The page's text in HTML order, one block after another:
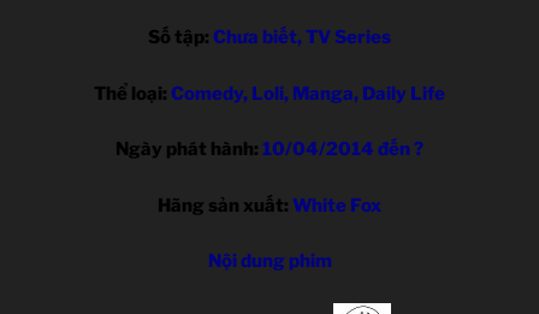
Số tập: Chưa biết, TV Series
Thể loại: Comedy, Loli, Manga, Daily Life
Ngày phát hành: 10/04/2014 đến ?
Hãng sản xuất: White Fox
Nội dung phim